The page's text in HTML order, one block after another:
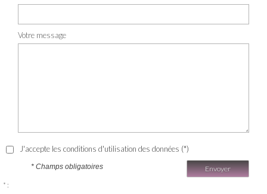
Votre message
J'accepte les conditions d'utilisation des données (*)
Envoyer
* Champs obligatoires
* :